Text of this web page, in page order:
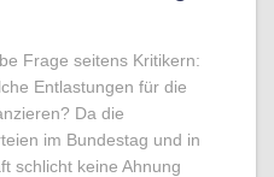
Frage seitens Kritikern:
Entlastungen für die
Da die
im Bundestag und in
schlicht keine Ahnung